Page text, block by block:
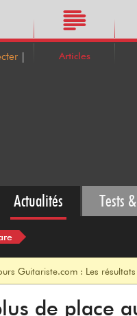
|
Articles
Actualités Tests
Guitariste.com : Les
de place